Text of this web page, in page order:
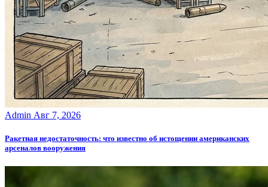
Admin Авг 7, 2026
Ракетная недостаточность: что известно об истощении американских
арсеналов вооружения